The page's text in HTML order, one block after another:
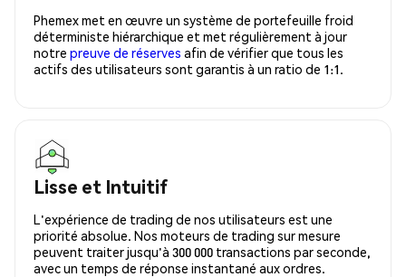
Phemex met en œuvre un système de portefeuille froid
déterministe hiérarchique et met régulièrement à jour
notre preuve de réserves afin de vérifier que tous les
actifs des utilisateurs sont garantis à un ratio de 1:1.
Lisse et Intuitif
L'expérience de trading de nos utilisateurs est une
priorité absolue. Nos moteurs de trading sur mesure
peuvent traiter jusqu'à 300 000 transactions par seconde,
avec un temps de réponse instantané aux ordres.